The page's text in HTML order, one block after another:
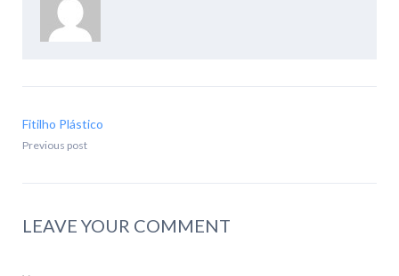
Fitilho Plástico
Previous post
LEAVE YOUR COMMENT